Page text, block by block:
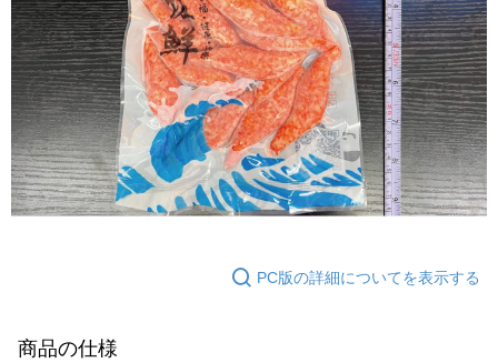
PC版の詳細についてを表示する
商品の仕様